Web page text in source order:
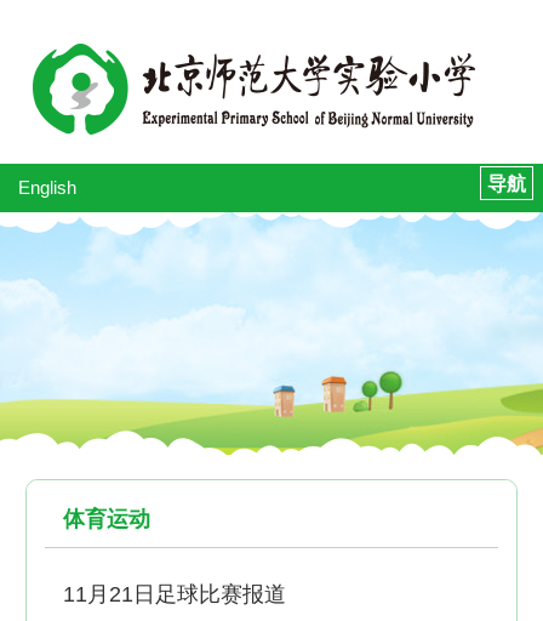
English
体育运动
11月21日足球比赛报道